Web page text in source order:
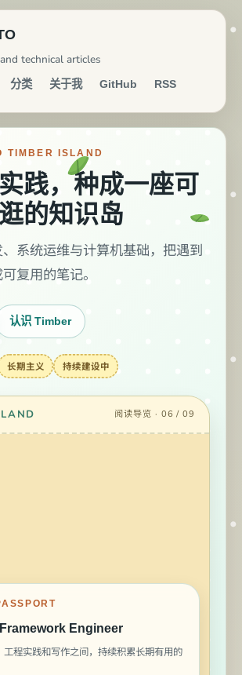
technical articles
分类 关于我 GitHub RSS
TIMBER ISLAND
践，种成一座可
的知识岛
系统运维与计算机基础，把遇到
复用的笔记。
认识 Timber
长期主义 持续建设中
阅读导览 · 06 / 09
Engineer
工程实践和写作之间，持续积累长期有用的